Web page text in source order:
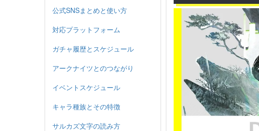
公式SNSまとめと使い方
対応プラットフォーム
ガチャ履歴とスケジュール
アークナイツとのつながり
イベントスケジュール
キャラ種族とその特徴
サルカズ文字の読み方